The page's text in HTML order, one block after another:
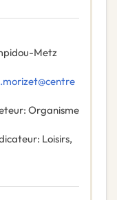
Metz
: Organisme
: Loisirs,